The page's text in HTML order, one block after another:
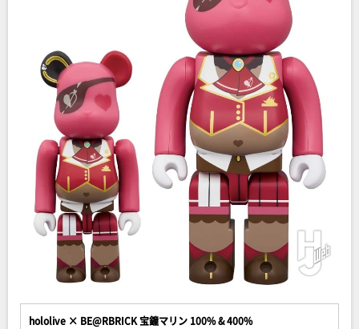
hololive × BE@RBRICK 宝鐘マリン 100% & 400%